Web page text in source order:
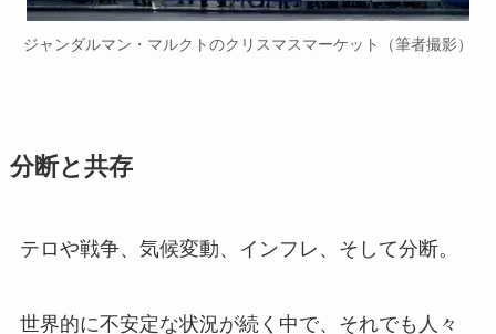
ジャンダルマン・マルクトのクリスマスマーケット（筆者撮影）
分断と共存
テロや戦争、気候変動、インフレ、そして分断。
世界的に不安定な状況が続く中で、それでも人々